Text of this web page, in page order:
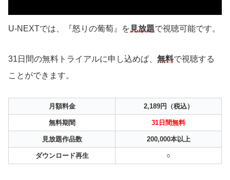
U-NEXTでは、『怒りの葡萄』を見放題で視聴可能です。
31日間の無料トライアルに申し込めば、 無料で視聴する
ことができます。
月額料金 2,189円（税込）
無料期間 31日間無料
見放題作品数 200,000本以上
ダウンロード再生 ○